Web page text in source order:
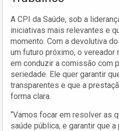
A CPI da Saúde, sob a
iniciativas mais relevantes e
momento. Com a devolutiva
um futuro próximo, o
em conduzir a comissão com
seriedade. Ele quer garantir
transparentes e que a
forma clara.
“Vamos focar em resolver as
saúde pública, e garantir que